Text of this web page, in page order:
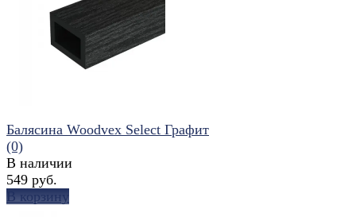
избранное сравнить
Балясина Woodvex Select Графит
(0)
В наличии
549 руб.
В корзину